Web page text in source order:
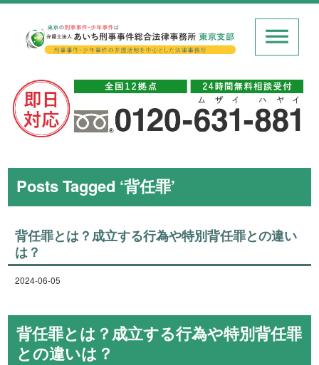
Posts Tagged ‘背任罪’
背任罪とは？成立する行為や特別背任罪との違い
は？
2024-06-05
背任罪とは？成立する行為や特別背任罪
との違いは？